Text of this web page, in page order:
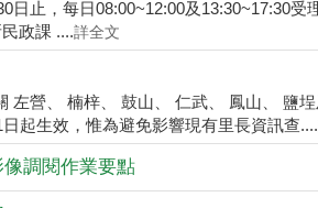
政課 ....詳全文
左營、 楠梓、 鼓山、 仁武、 鳳山、 鹽
起生效，惟為避免影響現有里長資訊查....
調閱作業要點